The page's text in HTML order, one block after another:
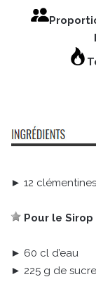
► 12
Pour le Sirop
► 60 cl d’eau
► 225 g de